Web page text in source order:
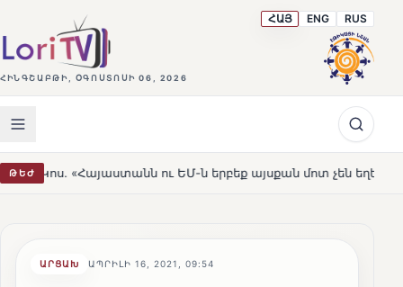
ՀԻՆԳՇԱԲԹԻ, ՕԳՈՍՏՈՍԻ 06, 2026
ՀԱՅ ENG RUS
ԹԵԺ ու ԵՄ-ն երբեք այսքան մոտ չեն եղել» HOT
ԱՐՑԱԽ ԱՊՐԻԼԻ 16, 2021, 09:54